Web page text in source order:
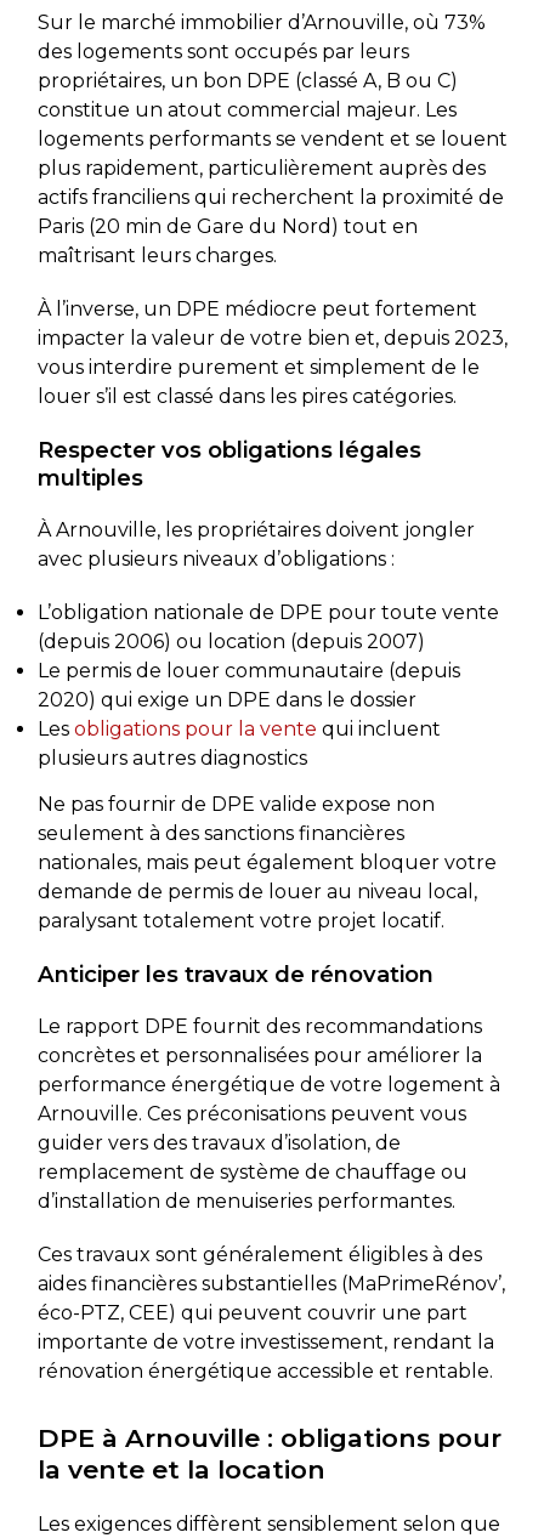
Sur le marché immobilier d’Arnouville, où 73%
des logements sont occupés par leurs
propriétaires, un bon DPE (classé A, B ou C)
constitue un atout commercial majeur. Les
logements performants se vendent et se louent
plus rapidement, particulièrement auprès des
actifs franciliens qui recherchent la proximité de
Paris (20 min de Gare du Nord) tout en
maîtrisant leurs charges.
À l’inverse, un DPE médiocre peut fortement
impacter la valeur de votre bien et, depuis 2023,
vous interdire purement et simplement de le
louer s’il est classé dans les pires catégories.
Respecter vos obligations légales
multiples
À Arnouville, les propriétaires doivent jongler
avec plusieurs niveaux d’obligations :
L’obligation nationale de DPE pour toute vente
(depuis 2006) ou location (depuis 2007)
Le permis de louer communautaire (depuis
2020) qui exige un DPE dans le dossier
Les obligations pour la vente qui incluent
plusieurs autres diagnostics
Ne pas fournir de DPE valide expose non
seulement à des sanctions financières
nationales, mais peut également bloquer votre
demande de permis de louer au niveau local,
paralysant totalement votre projet locatif.
Anticiper les travaux de rénovation
Le rapport DPE fournit des recommandations
concrètes et personnalisées pour améliorer la
performance énergétique de votre logement à
Arnouville. Ces préconisations peuvent vous
guider vers des travaux d’isolation, de
remplacement de système de chauffage ou
d’installation de menuiseries performantes.
Ces travaux sont généralement éligibles à des
aides financières substantielles (MaPrimeRénov’,
éco-PTZ, CEE) qui peuvent couvrir une part
importante de votre investissement, rendant la
rénovation énergétique accessible et rentable.
DPE à Arnouville : obligations pour
la vente et la location
Les exigences diffèrent sensiblement selon que